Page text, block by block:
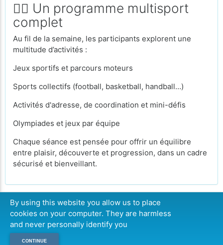
🏃‍♂️ Un programme multisport
complet
Au fil de la semaine, les participants explorent une
multitude d’activités :
Jeux sportifs et parcours moteurs
Sports collectifs (football, basketball, handball…)
Activités d'adresse, de coordination et mini-défis
Olympiades et jeux par équipe
Chaque séance est pensée pour offrir un équilibre
entre plaisir, découverte et progression, dans un cadre
sécurisé et bienveillant.
CONTINUER
By using this website you allow us to place
cookies on your computer. They are harmless
and never personally identify you
CONTINUE